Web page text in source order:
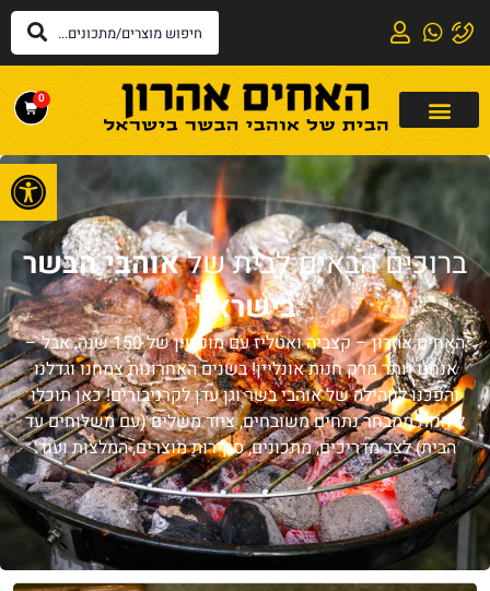
0
ברוכים הבאים לבית שלאוהבי הבשר
בישראל
האחים אהרון – קצביה ואטליז עם מוניטין של 150 שנה, אבל –
אנחנו יותר מרק חנות אונליין! בשנים האחרונות צמחנו וגדלנו
והפכנו לקהילה של אוהבי בשר וגן עדן לקרניבורים! כאן תוכלו
ליהנות ממבחר נתחים משובחים, ציוד משלים (עם משלוחים עד
הבית) לצד מדריכים, מתכונים, סקירות מוצרים, המלצות ועוד.